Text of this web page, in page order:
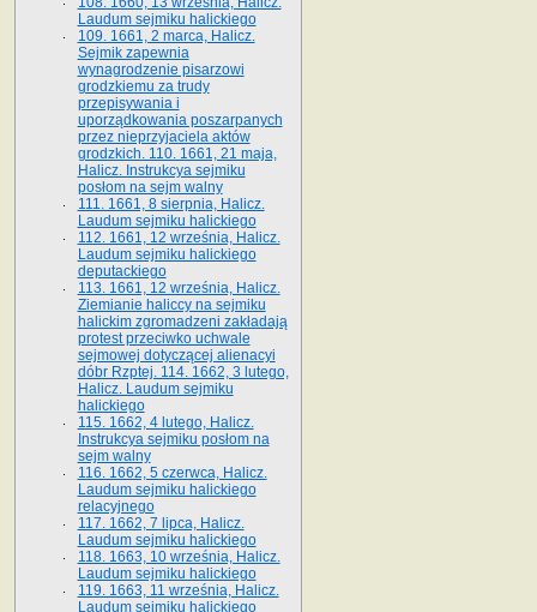
Laudum sejmiku halickiego
109. 1661, 2 marca, Halicz.
Sejmik zapewnia
wynagrodzenie pisarzowi
grodzkiemu za trudy
przepisywania i
uporządkowania poszarpanych
przez nieprzyjaciela aktów
grodzkich. 110. 1661, 21 maja,
Halicz. Instrukcya sejmiku
posłom na sejm walny
111. 1661, 8 sierpnia, Halicz.
Laudum sejmiku halickiego
112. 1661, 12 września, Halicz.
Laudum sejmiku halickiego
deputackiego
113. 1661, 12 września, Halicz.
Ziemianie haliccy na sejmiku
halickim zgromadzeni zakładają
protest przeciwko uchwale
sejmowej dotyczącej alienacyi
dóbr Rzptej. 114. 1662, 3 lutego,
Halicz. Laudum sejmiku
halickiego
115. 1662, 4 lutego, Halicz.
Instrukcya sejmiku posłom na
sejm walny
116. 1662, 5 czerwca, Halicz.
Laudum sejmiku halickiego
relacyjnego
117. 1662, 7 lipca, Halicz.
Laudum sejmiku halickiego
118. 1663, 10 września, Halicz.
Laudum sejmiku halickiego
119. 1663, 11 września, Halicz.
Laudum sejmiku halickiego